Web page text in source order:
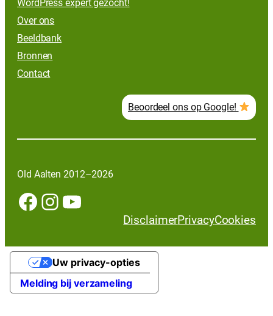
WordPress expert gezocht!
Over ons
Beeldbank
Bronnen
Contact
Beoordeel ons op Google!
Old Aalten 2012–2026
Facebook InstagramYouTube
DisclaimerPrivacyCookies
Melding bij verzameling
Uw privacy-opties